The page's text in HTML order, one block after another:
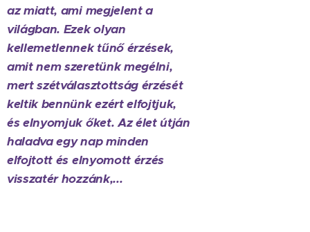
az miatt, ami megjelent a
világban. Ezek olyan
kellemetlennek tűnő érzések,
amit nem szeretünk megélni,
mert szétválasztottság érzését
keltik bennünk ezért elfojtjuk,
és elnyomjuk őket. Az élet útján
haladva egy nap minden
elfojtott és elnyomott érzés
visszatér hozzánk,...